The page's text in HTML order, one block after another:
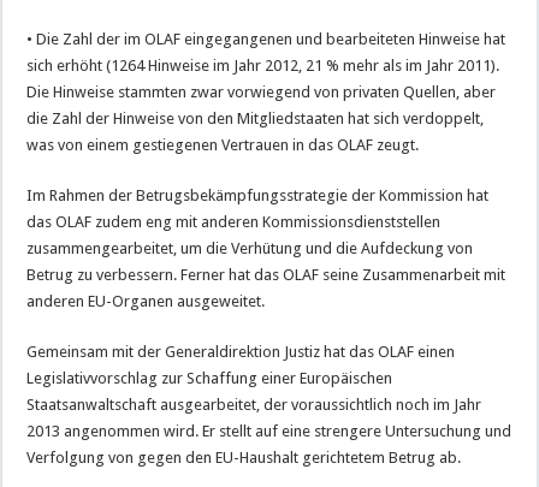
• Die Zahl der im OLAF eingegangenen und bearbeiteten Hinweise hat
sich erhöht (1264 Hinweise im Jahr 2012, 21 % mehr als im Jahr 2011).
Die Hinweise stammten zwar vorwiegend von privaten Quellen, aber
die Zahl der Hinweise von den Mitgliedstaaten hat sich verdoppelt,
was von einem gestiegenen Vertrauen in das OLAF zeugt.
Im Rahmen der Betrugsbekämpfungsstrategie der Kommission hat
das OLAF zudem eng mit anderen Kommissionsdienststellen
zusammengearbeitet, um die Verhütung und die Aufdeckung von
Betrug zu verbessern. Ferner hat das OLAF seine Zusammenarbeit mit
anderen EU-Organen ausgeweitet.
Gemeinsam mit der Generaldirektion Justiz hat das OLAF einen
Legislativvorschlag zur Schaffung einer Europäischen
Staatsanwaltschaft ausgearbeitet, der voraussichtlich noch im Jahr
2013 angenommen wird. Er stellt auf eine strengere Untersuchung und
Verfolgung von gegen den EU-Haushalt gerichtetem Betrug ab.